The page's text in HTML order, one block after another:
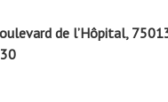
de l’Hôpital,